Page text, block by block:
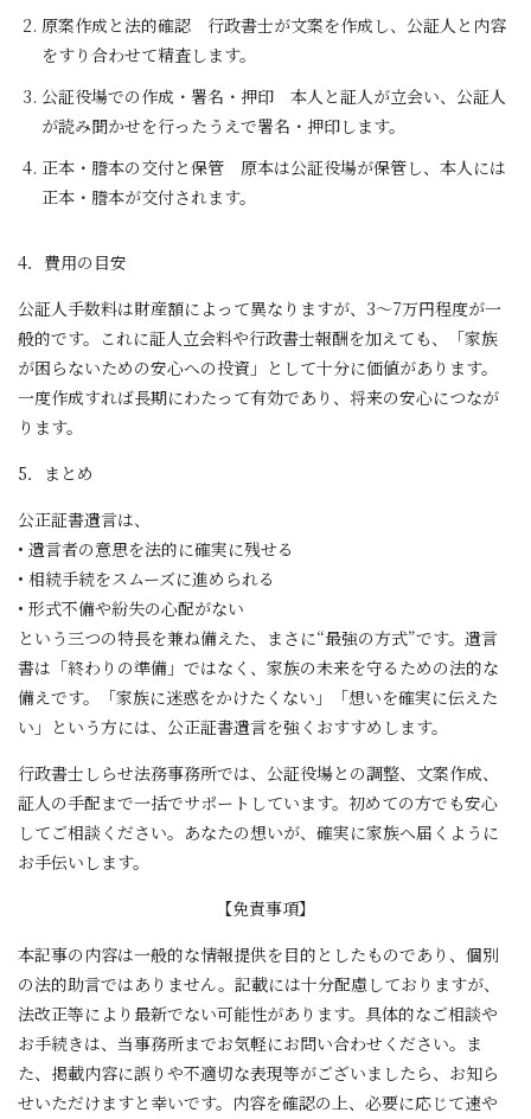
原案作成と法的確認 行政書士が文案を作成し、公証人と内容
をすり合わせて精査します。
公証役場での作成・署名・押印 本人と証人が立会い、公証人
が読み聞かせを行ったうえで署名・押印します。
正本・謄本の交付と保管 原本は公証役場が保管し、本人には
正本・謄本が交付されます。
4．費用の目安
公証人手数料は財産額によって異なりますが、3～7万円程度が一
般的です。これに証人立会料や行政書士報酬を加えても、「家族
が困らないための安心への投資」として十分に価値があります。
一度作成すれば長期にわたって有効であり、将来の安心につなが
ります。
5．まとめ
公正証書遺言は、
• 遺言者の意思を法的に確実に残せる
• 相続手続をスムーズに進められる
• 形式不備や紛失の心配がない
という三つの特長を兼ね備えた、まさに“最強の方式”です。遺言
書は「終わりの準備」ではなく、家族の未来を守るための法的な
備えです。「家族に迷惑をかけたくない」「想いを確実に伝えた
い」という方には、公正証書遺言を強くおすすめします。
行政書士しらせ法務事務所では、公証役場との調整、文案作成、
証人の手配まで一括でサポートしています。初めての方でも安心
してご相談ください。あなたの想いが、確実に家族へ届くように
お手伝いします。
【免責事項】
本記事の内容は一般的な情報提供を目的としたものであり、個別
の法的助言ではありません。記載には十分配慮しておりますが、
法改正等により最新でない可能性があります。具体的なご相談や
お手続きは、当事務所までお気軽にお問い合わせください。ま
た、掲載内容に誤りや不適切な表現等がございましたら、お知ら
せいただけますと幸いです。内容を確認の上、必要に応じて速や